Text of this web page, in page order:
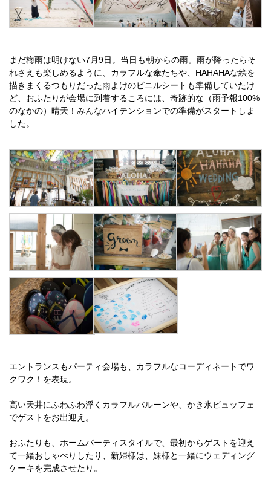
まだ梅雨は明けない7月9日。当日も朝からの雨。雨が降ったらそ
れさえも楽しめるように、カラフルな傘たちや、HAHAHAな絵を
描きまくるつもりだった雨よけのビニルシートも準備していたけ
ど、おふたりが会場に到着するころには、奇跡的な（雨予報100%
のなかの）晴天！みんなハイテンションでの準備がスタートしま
した。
エントランスもパーティ会場も、カラフルなコーディネートでワ
クワク！を表現。
高い天井にふわふわ浮くカラフルバルーンや、かき氷ビュッフェ
でゲストをお出迎え。
おふたりも、ホームパーティスタイルで、最初からゲストを迎え
て一緒おしゃべりしたり、新婦様は、妹様と一緒にウェディング
ケーキを完成させたり。